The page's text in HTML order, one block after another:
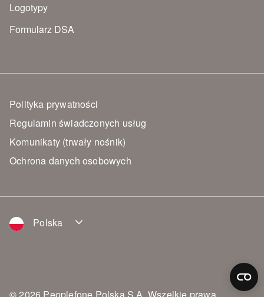
Logotypy
Formularz DSA
Polityka prywatności
Regulamin świadczonych usług
Komunikaty (trwały nośnik)
Ochrona danych osobowych
Polska